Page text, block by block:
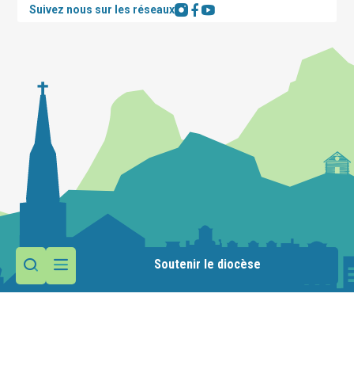
Soutenir le diocèse
Suivez nous sur les réseaux